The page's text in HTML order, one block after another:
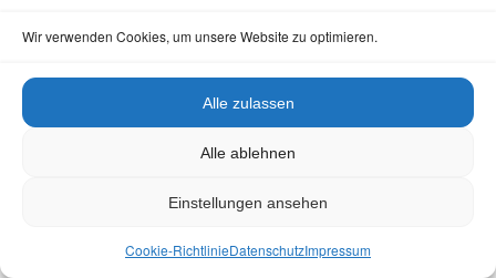
Wir verwenden Cookies, um unsere Website zu optimieren.
Alle zulassen
Alle ablehnen
Einstellungen ansehen
Cookie-RichtlinieDatenschutzImpressum
Grundregel zur Dosierung
sein. Doch bei 60% AS wird ohnehin der gesamte Docht (für zwei
200 ml möglich wären. DieVerdunstungsratepro Tag sollte bei